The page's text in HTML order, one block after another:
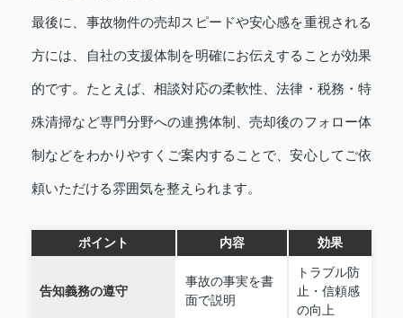
最後に、事故物件の売却スピードや安心感を重視される
方には、自社の支援体制を明確にお伝えすることが効果
的です。たとえば、相談対応の柔軟性、法律・税務・特
殊清掃など専門分野への連携体制、売却後のフォロー体
制などをわかりやすくご案内することで、安心してご依
頼いただける雰囲気を整えられます。
ポイント 内容 効果
告知義務の遵守
事故の事実を書
面で説明
トラブル防
止・信頼感
の向上